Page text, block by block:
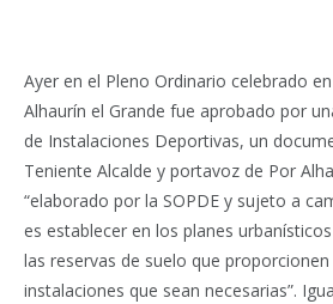
Ayer en el Pleno Ordinario celebrado
Alhaurín el Grande fue aprobado por
de Instalaciones Deportivas, un
Teniente Alcalde y portavoz de Por
“elaborado por la SOPDE y sujeto a
es establecer en los planes
las reservas de suelo que
instalaciones que sean necesarias”.